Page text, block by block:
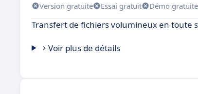
Version gratuite Essai gratuit Démo gratuite
Transfert de fichiers volumineux en toute
Voir plus de détails